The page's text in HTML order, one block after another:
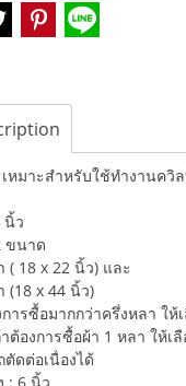
หมาะสำหรับใช้ทำงานควิ
นิ้ว
ขนาด
( 18 x 22 นิ้ว) และ
(18 x 44 นิ้ว)
ารซื้อมากกว่าครึ่งหลา ให้
ต้องการซื้อผ้า 1 หลา ให้เ
ดต่อเนื่องได้